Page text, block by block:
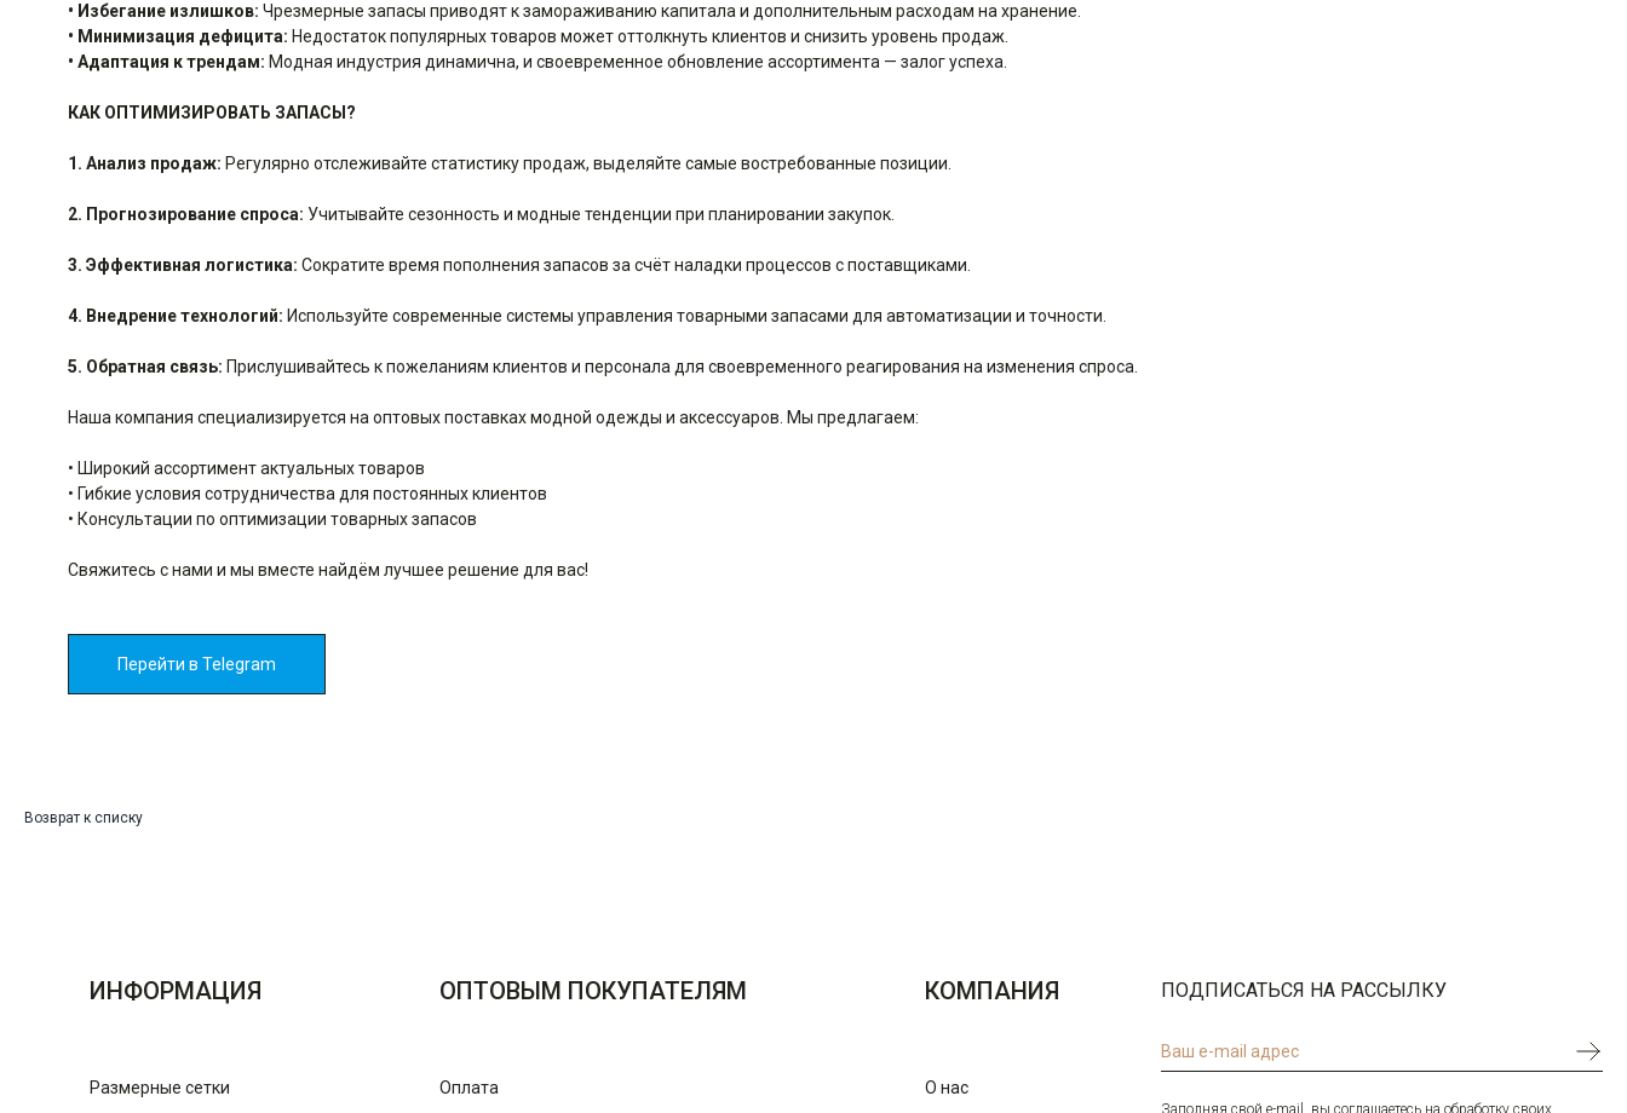
• Избегание излишков: Чрезмерные запасы приводят к замораживанию капитала и дополнительным расходам на хранение.
• Минимизация дефицита: Недостаток популярных товаров может оттолкнуть клиентов и снизить уровень продаж.
• Адаптация к трендам: Модная индустрия динамична, и своевременное обновление ассортимента — залог успеха.
КАК ОПТИМИЗИРОВАТЬ ЗАПАСЫ?
1. Анализ продаж: Регулярно отслеживайте статистику продаж, выделяйте самые востребованные позиции.
2. Прогнозирование спроса: Учитывайте сезонность и модные тенденции при планировании закупок.
3. Эффективная логистика: Сократите время пополнения запасов за счёт наладки процессов с поставщиками.
4. Внедрение технологий: Используйте современные системы управления товарными запасами для автоматизации и точности.
5. Обратная связь: Прислушивайтесь к пожеланиям клиентов и персонала для своевременного реагирования на изменения спроса.
Наша компания специализируется на оптовых поставках модной одежды и аксессуаров. Мы предлагаем:
• Широкий ассортимент актуальных товаров
• Гибкие условия сотрудничества для постоянных клиентов
• Консультации по оптимизации товарных запасов
Свяжитесь с нами и мы вместе найдём лучшее решение для вас!
Перейти в Telegram
Возврат к списку
ИНФОРМАЦИЯ
Размерные сетки
ОПТОВЫМ ПОКУПАТЕЛЯМ
Оплата
КОМПАНИЯ
О нас
ПОДПИСАТЬСЯ НА РАССЫЛКУ
Заполняя свой e-mail, вы соглашаетесь на обработку своих